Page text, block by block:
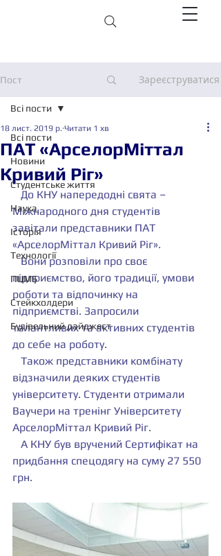
Пост Зареєструватися
Всі пости
Новини
Студентське життя
Наука
Історія
Технології
ПЦМБ
Стейкхолдери
Будівельний дайджест
Всі пости
ПАТ «АрселорМіттал
Кривий Ріг»
18 лист. 2019 р. Читати 1 хв
Міжнародного дня студентів
завітали представники ПАТ
«АрселорМіттал Кривий Ріг».
   Вони розповіли про своє
підприємство, його традиції, умови
роботи та відпочинку на
підприємстві. Запросили
талантливих та активних студентів
до себе на роботу.
відзначили деяких студентів
університету. Студенти отримали
Ваучери на тренінг Університету
АрселорМіттал Кривий Ріг.
придбання спецодягу на суму 27 550
грн.